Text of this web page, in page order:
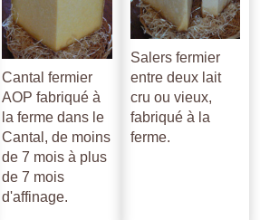
Cantal fermier
AOP fabriqué à
la ferme dans le
Cantal, de moins
de 7 mois à plus
de 7 mois
d'affinage.
Salers fermier
entre deux lait
cru ou vieux,
fabriqué à la
ferme.